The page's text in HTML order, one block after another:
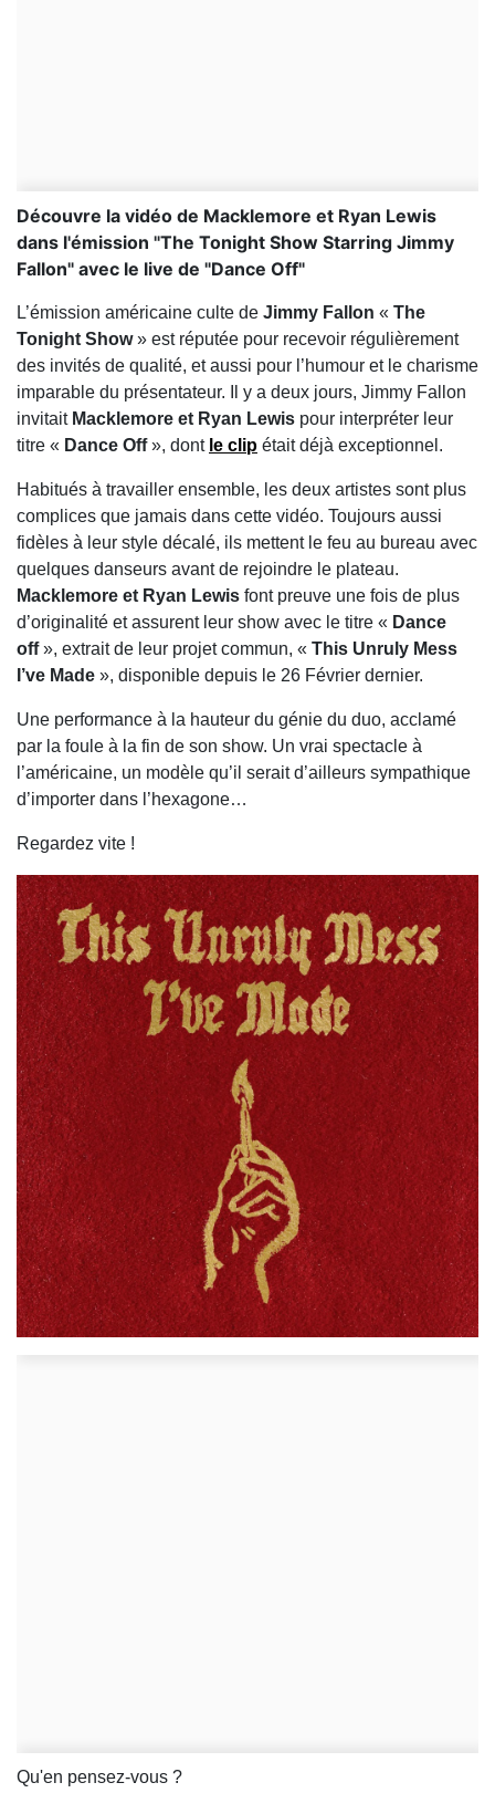
Découvre la vidéo de Macklemore et Ryan Lewis
dans l'émission "The Tonight Show Starring Jimmy
Fallon" avec le live de "Dance Off"
L’émission américaine culte de Jimmy Fallon « The
Tonight Show» est réputée pour recevoir régulièrement
des invités de qualité, et aussi pour l’humour et le charisme
imparable du présentateur. Il y a deux jours, Jimmy Fallon
invitait Macklemore et Ryan Lewis pour interpréter leur
titre « Dance Off», dont le clip était déjà exceptionnel.
Habitués à travailler ensemble, les deux artistes sont plus
complices que jamais dans cette vidéo. Toujours aussi
fidèles à leur style décalé, ils mettent le feu au bureau avec
quelques danseurs avant de rejoindre le plateau.
Macklemore et Ryan Lewis font preuve une fois de plus
d’originalité et assurent leur show avec le titre « Dance
off», extrait de leur projet commun, « This Unruly Mess
I’ve Made », disponible depuis le 26 Février dernier.
Une performance à la hauteur du génie du duo, acclamé
par la foule à la fin de son show. Un vrai spectacle à
l’américaine, un modèle qu’il serait d’ailleurs sympathique
d’importer dans l’hexagone…
Regardez vite !
Qu'en pensez-vous ?